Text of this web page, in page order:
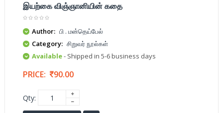
இயற்கை விஞ்ஞானியின் கதை
Author: பி . மன்தெய்பேல்
Category: சிறுவர் நூல்கள்
Available- Shipped in 5-6 business days
PRICE: 90.00
Qty: